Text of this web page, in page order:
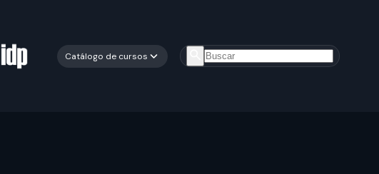
Catálogo de cursos